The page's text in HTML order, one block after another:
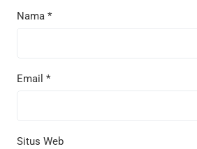
Nama *
Email *
Situs Web